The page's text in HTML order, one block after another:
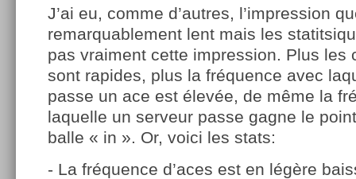
J’ai eu, comme d’autres, l’impression
remarquablement lent mais les
pas vraiment cette impression. Plus les
sont rapides, plus la fréquence avec
passe un ace est élevée, de même la
laquelle un serveur passe gagne le
balle « in ». Or, voici les stats:
- La fréquence d’aces est en légère